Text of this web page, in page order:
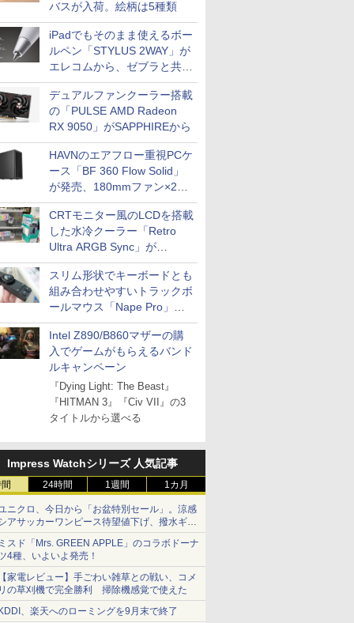
バスが入荷。絵柄は5種類
iPadでもそのまま使えるボー
ルペン「STYLUS 2WAY」が
エレコムから、ゼブラと共同
開発
デュアルファンクーラー搭載
の「PULSE AMD Radeon
RX 9050」がSAPPHIREから
HAVNのエアフロー重視PCケ
ース「BF 360 Flow Solid」
が発売、180mmファン×2搭
載
CRTモニター風のLCDを搭載
した水冷クーラー「Retro
Ultra ARGB Sync」が
Thermaltakeから
スリム形状でキーボードとも
組み合わせやすいトラックボ
ールマウス「Nape Pro」が
Keychronから
Intel Z890/B860マザーの購
入でゲームがもらえるバンド
ルキャンペーン
『Dying Light: The Beast』
『HITMAN 3』『Civ VII』の3
タイトルから選べる
Impress Watchシリーズ 人気記事
24時間 1週間 1カ月
ニクロ、今日から「お盆特別セール」。涼感
アサッカーワンピース待望値下げ、撥水ギア
ョーツは1990円に
スド「Mrs. GREEN APPLE」のコラボドーナ
4種、いよいよ発売！
家電レビュー】手ごわい雑草との戦い、コメ
の草刈機で完全勝利 掃除機感覚で使えた
、楽天へのローミングを9月末で終了